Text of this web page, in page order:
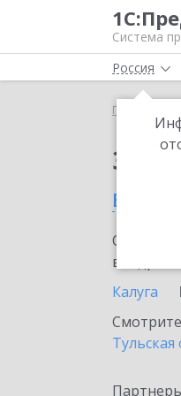
Система
Россия
Главная
в
Калуга
Тульская